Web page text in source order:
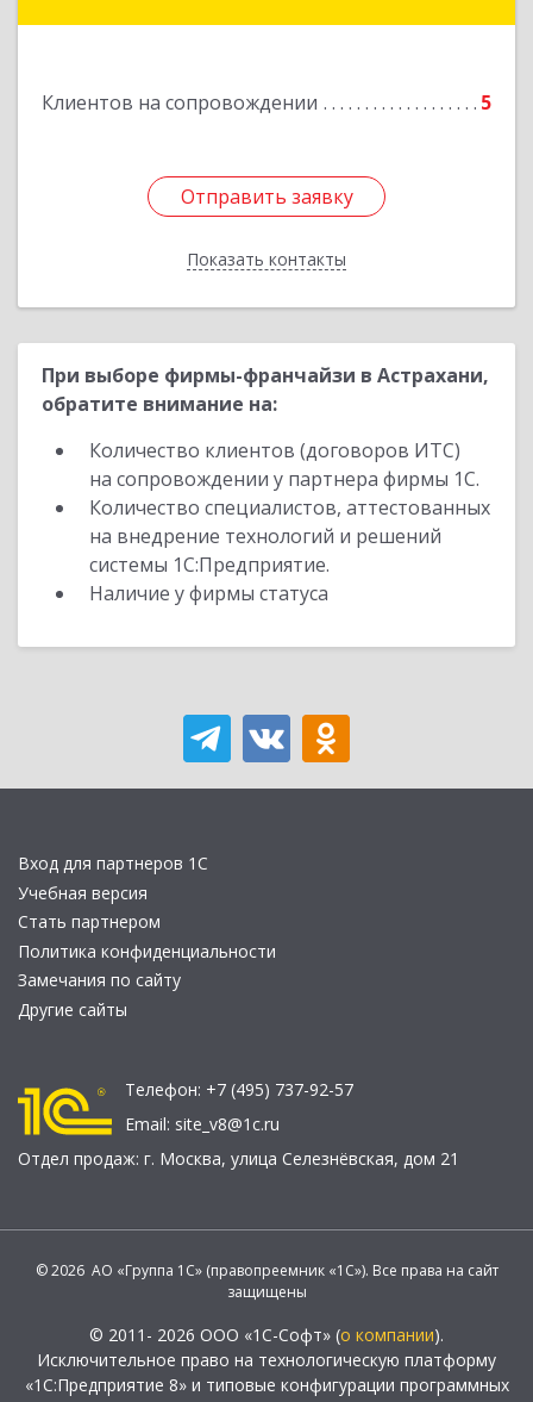
Клиентов на сопровождении 5
Отправить заявку
Показать контакты
Отправить заявку
Назад
При выборе фирмы-франчайзи в Астрахани,
обратите внимание на:
Количество клиентов (договоров ИТС)
на сопровождении у партнера фирмы 1С.
Количество специалистов, аттестованных
на внедрение технологий и решений
системы 1С:Предприятие.
Наличие у фирмы статуса
Вход для партнеров 1С
Учебная версия
Стать партнером
Политика конфиденциальности
Замечания по сайту
Другие сайты
Телефон: +7 (495) 737-92-57
Email: site_v8@1c.ru
Отдел продаж: г. Москва, улица Селезнёвская, дом 21
© 2026 АО «Группа 1С» (правопреемник «1С»). Все права на сайт
защищены
© 2011- 2026 ООО «1С-Софт» (о компании).
Исключительное право на технологическую платформу
«1С:Предприятие 8» и типовые конфигурации программных